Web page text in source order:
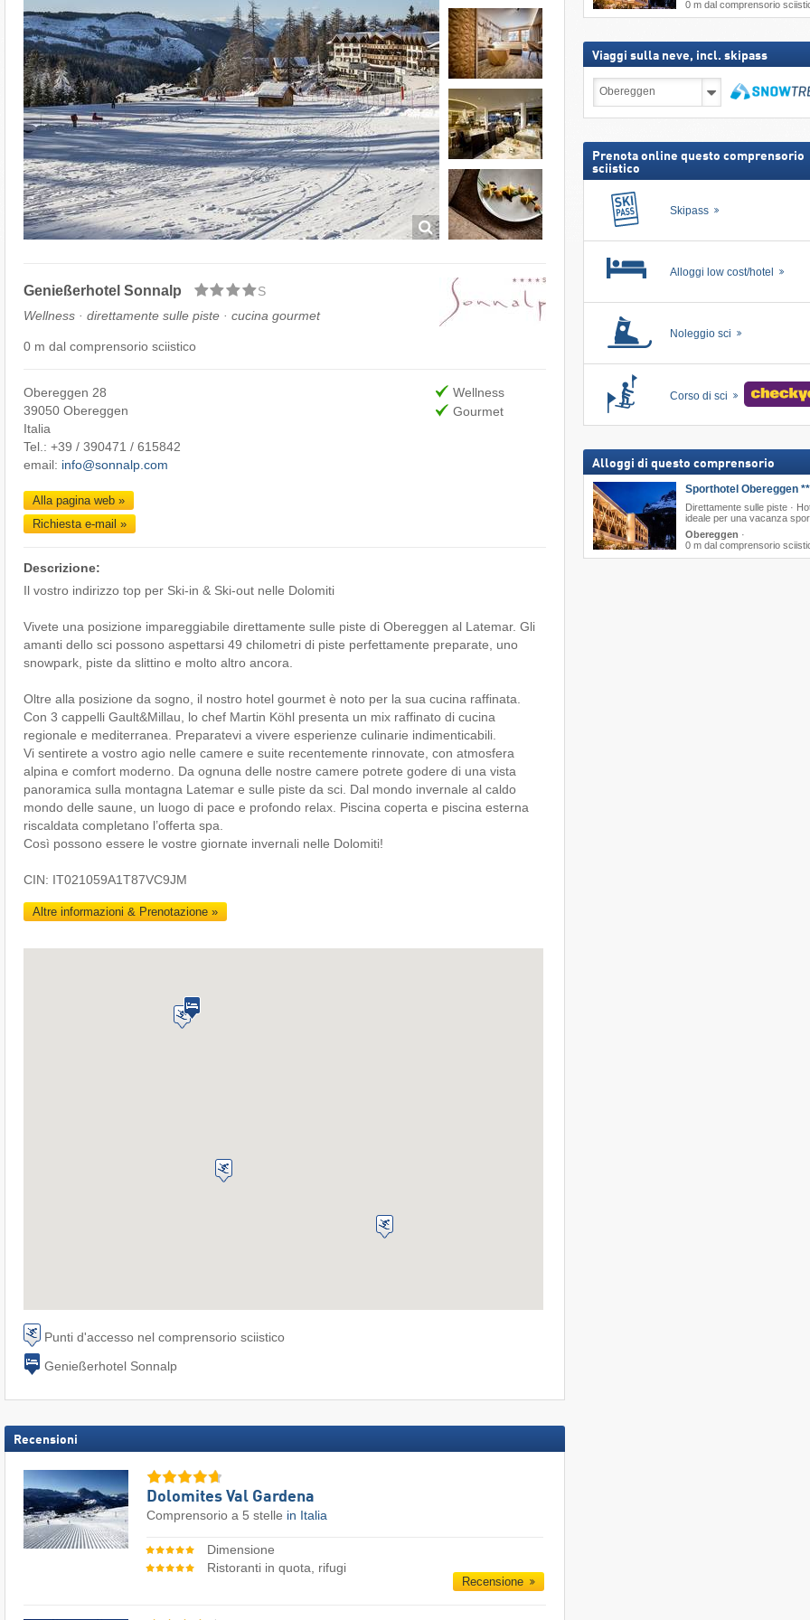
Genießerhotel Sonnalp
S
Wellness · direttamente sulle piste · cucina gourmet
0 m dal comprensorio sciistico
Obereggen 28
39050 Obereggen
Italia
Tel.: +39 / 390471 / 615842
email: info@sonnalp.com
Alla pagina web »
Richiesta e-mail »
Wellness
Gourmet
Descrizione:
Il vostro indirizzo top per Ski-in & Ski-out nelle Dolomiti
Vivete una posizione impareggiabile direttamente sulle piste di Obereggen al Latemar. Gli
amanti dello sci possono aspettarsi 49 chilometri di piste perfettamente preparate, uno
snowpark, piste da slittino e molto altro ancora.
Oltre alla posizione da sogno, il nostro hotel gourmet è noto per la sua cucina raffinata.
Con 3 cappelli Gault&Millau, lo chef Martin Köhl presenta un mix raffinato di cucina
regionale e mediterranea. Preparatevi a vivere esperienze culinarie indimenticabili.
Vi sentirete a vostro agio nelle camere e suite recentemente rinnovate, con atmosfera
alpina e comfort moderno. Da ognuna delle nostre camere potrete godere di una vista
panoramica sulla montagna Latemar e sulle piste da sci. Dal mondo invernale al caldo
mondo delle saune, un luogo di pace e profondo relax. Piscina coperta e piscina esterna
riscaldata completano l’offerta spa.
Così possono essere le vostre giornate invernali nelle Dolomiti!
CIN: IT021059A1T87VC9JM
Altre informazioni & Prenotazione »
Punti d'accesso nel comprensorio sciistico
Genießerhotel Sonnalp
Recensioni
Dolomites Val Gardena
Comprensorio a 5 stelle in Italia
Dimensione
Ristoranti in quota, rifugi
Recensione
0 m dal comprensorio
Viaggi sulla neve, incl. skipass
sulla
Prenota online questo comprensorio
sciistico
Skipass
Alloggi low cost/hotel
Noleggio sci
Corso di sci
Alloggi di questo comprensorio
Sporthotel Obereggen
Direttamente sulle piste ·
ideale per una vacanza
Obereggen ·
0 m dal comprensorio